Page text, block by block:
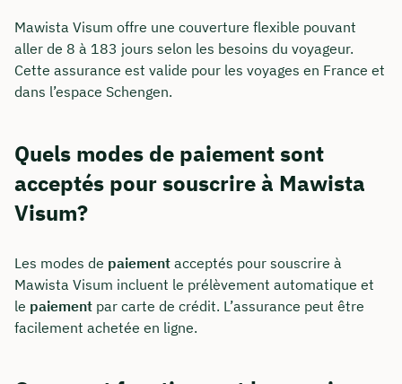
Mawista Visum offre une couverture flexible pouvant
aller de 8 à 183 jours selon les besoins du voyageur.
Cette assurance est valide pour les voyages en France et
dans l’espace Schengen.
Quels modes de paiement sont
acceptés pour souscrire à Mawista
Visum?
Les modes de paiement acceptés pour souscrire à
Mawista Visum incluent le prélèvement automatique et
le paiement par carte de crédit. L’assurance peut être
facilement achetée en ligne.